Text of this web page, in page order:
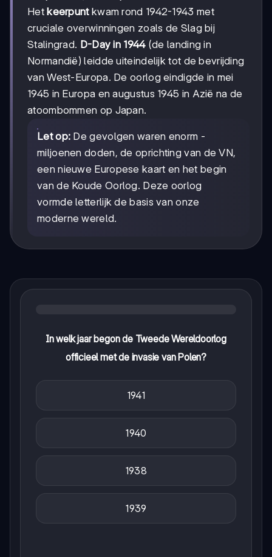
Het keerpuntkwam rond 1942-1943 met
cruciale overwinningen zoals de Slag bij
Stalingrad. D-Day in 1944(de landing in
Normandië) leidde uiteindelijk tot de bevrijding
van West-Europa. De oorlog eindigde in mei
1945 in Europa en augustus 1945 in Azië na de
atoombommen op Japan.
Let op: De gevolgen waren enorm -
miljoenen doden, de oprichting van de VN,
een nieuwe Europese kaart en het begin
van de Koude Oorlog. Deze oorlog
vormde letterlijk de basis van onze
moderne wereld.
In welk jaar begon de Tweede Wereldoorlog
officieel met de invasie van Polen?
1941
1940
1938
1939